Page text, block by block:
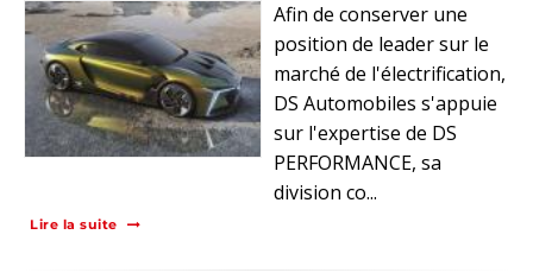
Afin de conserver une
position de leader sur le
marché de l'électrification,
DS Automobiles s'appuie
sur l'expertise de DS
PERFORMANCE, sa
division co...
Lire la suite